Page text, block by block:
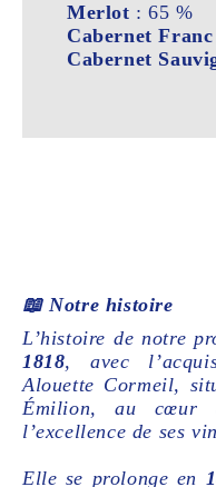
Merlot : 65 %
Cabernet Franc
Cabernet
📖 Notre histoire
L’histoire de notre
1818, avec
Alouette Cormeil,
Émilion, au cœur
l’excellence de ses
Elle se prolonge en